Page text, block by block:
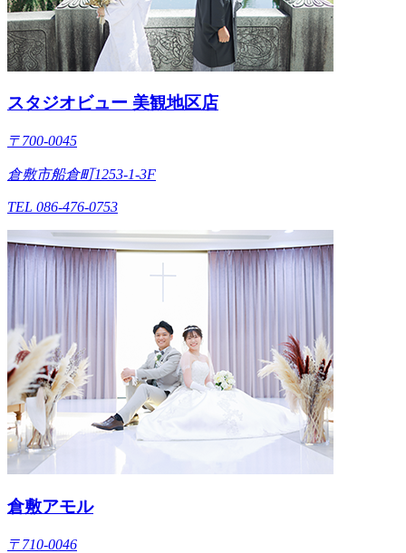
スタジオビュー 美観地区店
〒700-0045
倉敷市船倉町1253-1-3F
TEL 086-476-0753
倉敷アモル
〒710-0046